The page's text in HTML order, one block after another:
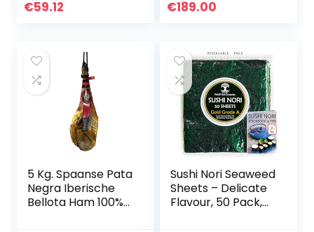
€59.12 €189.00
5 Kg. Spaanse Pata
Negra Iberische
Bellota Ham 100%
Sushi Nori Seaweed
Sheets – Delicate
Flavour, 50 Pack,